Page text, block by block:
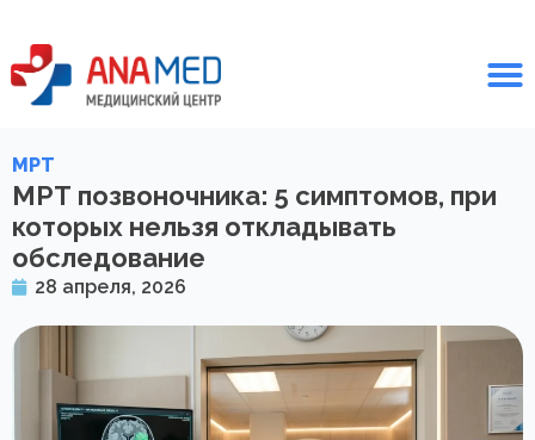
МРТ
МРТ позвоночника: 5 симптомов, при
которых нельзя откладывать
обследование
28 апреля, 2026